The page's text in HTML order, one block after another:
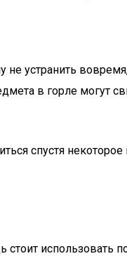
устранить
в горле могут
спустя
использовать